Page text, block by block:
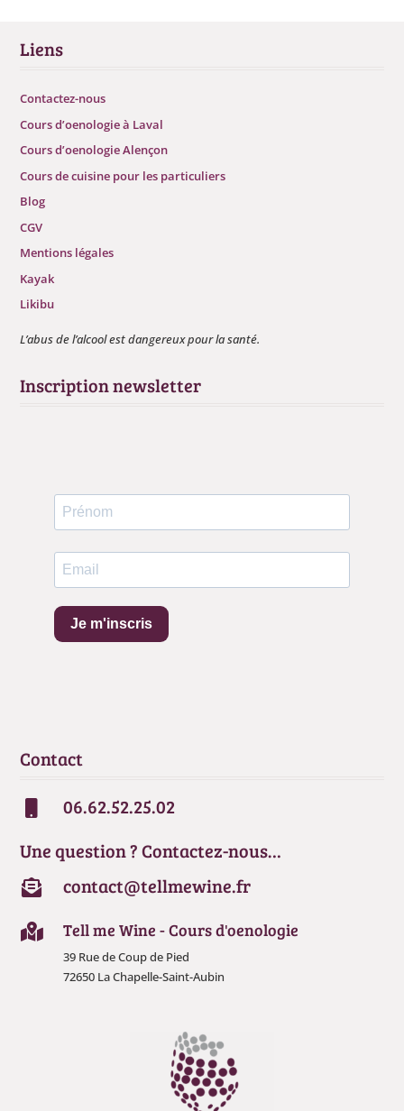
Liens
Contactez-nous
Cours d’oenologie à Laval
Cours d’oenologie Alençon
Cours de cuisine pour les particuliers
Blog
CGV
Mentions légales
Kayak
Likibu
L’abus de l’alcool est dangereux pour la santé.
Inscription newsletter
Je m'inscris
Contact
06.62.52.25.02
Une question ? Contactez-nous…
 contact@tellmewine.fr
 Tell me Wine - Cours d'oenologie
39 Rue de Coup de Pied
72650 La Chapelle-Saint-Aubin